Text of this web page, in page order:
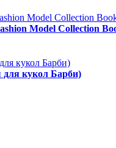
Model Collection
кукол Барби)